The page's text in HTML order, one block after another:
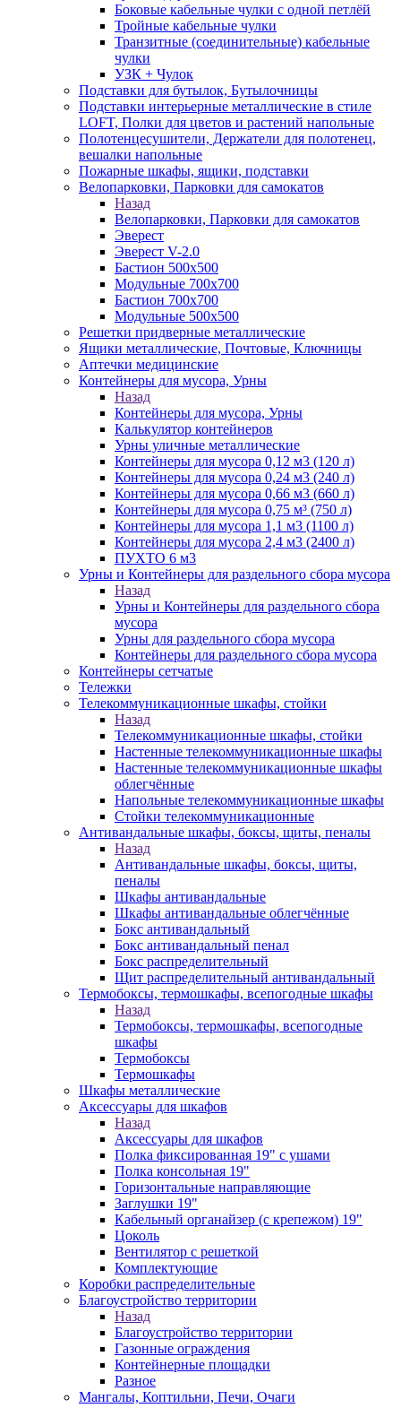
Боковые кабельные чулки с одной петлёй
Тройные кабельные чулки
Транзитные (соединительные) кабельные
чулки
УЗК + Чулок
Подставки для бутылок, Бутылочницы
Подставки интерьерные металлические в стиле
LOFT, Полки для цветов и растений напольные
Полотенцесушители, Держатели для полотенец,
вешалки напольные
Пожарные шкафы, ящики, подставки
Велопарковки, Парковки для самокатов
Назад
Велопарковки, Парковки для самокатов
Эверест
Эверест V-2.0
Бастион 500х500
Модульные 700х700
Бастион 700х700
Модульные 500х500
Решетки придверные металлические
Ящики металлические, Почтовые, Ключницы
Аптечки медицинские
Контейнеры для мусора, Урны
Назад
Контейнеры для мусора, Урны
Калькулятор контейнеров
Урны уличные металлические
Контейнеры для мусора 0,12 м3 (120 л)
Контейнеры для мусора 0,24 м3 (240 л)
Контейнеры для мусора 0,66 м3 (660 л)
Контейнеры для мусора 0,75 м³ (750 л)
Контейнеры для мусора 1,1 м3 (1100 л)
Контейнеры для мусора 2,4 м3 (2400 л)
ПУХТО 6 м3
Урны и Контейнеры для раздельного сбора мусора
Назад
Урны и Контейнеры для раздельного сбора
мусора
Урны для раздельного сбора мусора
Контейнеры для раздельного сбора мусора
Контейнеры сетчатые
Тележки
Телекоммуникационные шкафы, стойки
Назад
Телекоммуникационные шкафы, стойки
Настенные телекоммуникационные шкафы
Настенные телекоммуникационные шкафы
облегчённые
Напольные телекоммуникационные шкафы
Стойки телекоммуникационные
Антивандальные шкафы, боксы, щиты, пеналы
Назад
Антивандальные шкафы, боксы, щиты,
пеналы
Шкафы антивандальные
Шкафы антивандальные облегчённые
Бокс антивандальный
Бокс антивандальный пенал
Бокс распределительный
Щит распределительный антивандальный
Термобоксы, термошкафы, всепогодные шкафы
Назад
Термобоксы, термошкафы, всепогодные
шкафы
Термобоксы
Термошкафы
Шкафы металлические
Аксессуары для шкафов
Назад
Аксессуары для шкафов
Полка фиксированная 19" с ушами
Полка консольная 19"
Горизонтальные направляющие
Заглушки 19"
Кабельный органайзер (с крепежом) 19"
Цоколь
Вентилятор с решеткой
Комплектующие
Коробки распределительные
Благоустройство территории
Назад
Благоустройство территории
Газонные ограждения
Контейнерные площадки
Разное
Мангалы, Коптильни, Печи, Очаги